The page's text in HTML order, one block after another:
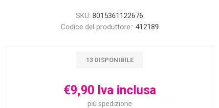
SKU: 8015361122676
Codice del produttore:: 412189
13 DISPONIBILE
€9,90 Iva inclusa
più spedizione